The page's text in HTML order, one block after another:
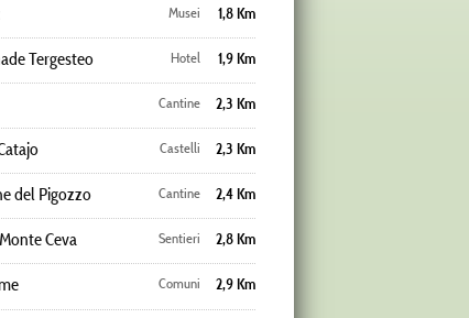
1,8 Km
Musei
Tergesteo 1,9 Km
Hotel
2,3 Km
Cantine
2,3 Km
Castelli
del Pigozzo 2,4 Km
Cantine
Ceva 2,8 Km
Sentieri
2,9 Km
Comuni